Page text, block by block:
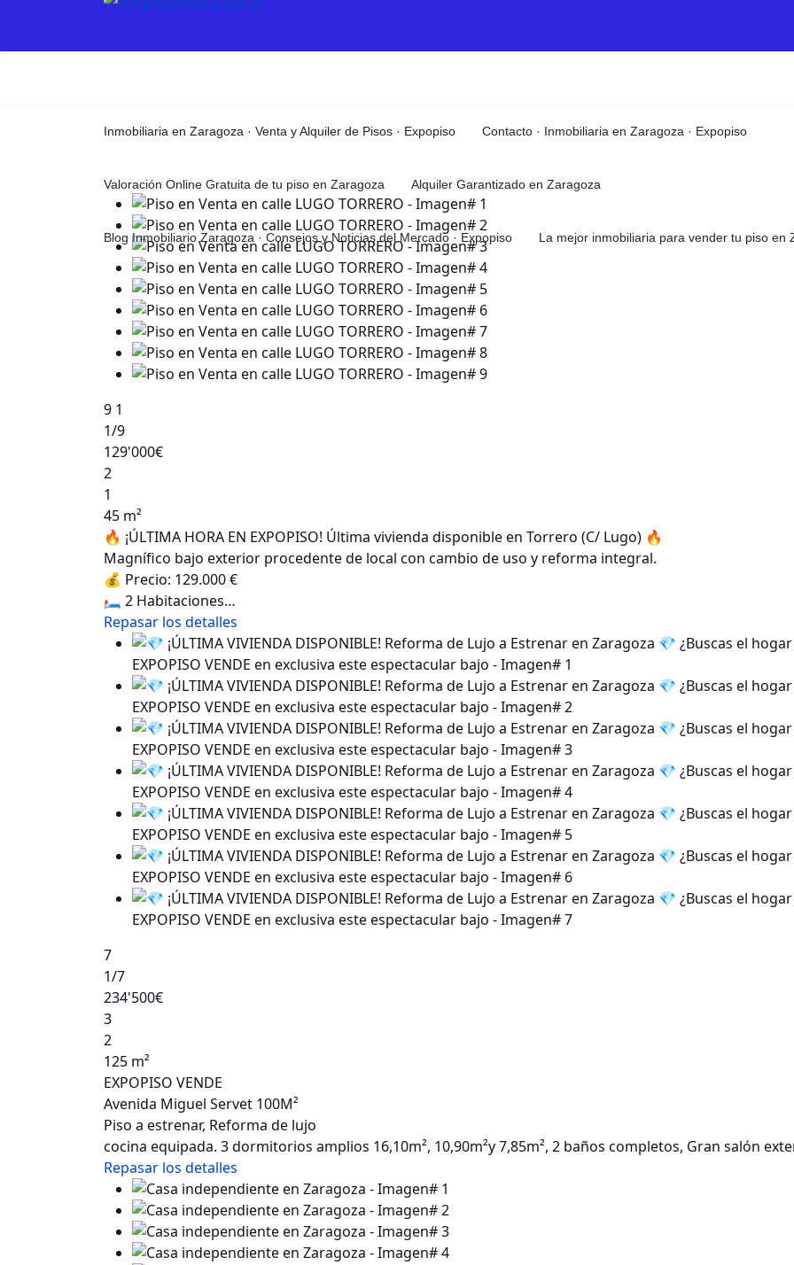
Inmobiliaria en Zaragoza · Venta y Alquiler de Pisos · Expopiso Contacto · Inmobiliaria en Zaragoza · Expopiso
Valoración Online Gratuita de tu piso en Zaragoza Alquiler Garantizado en Zaragoza
Blog Inmobiliario Zaragoza · Consejos y Noticias del Mercado · Expopiso La mejor inmobiliaria para vender tu piso en
9 1
1/9
129'000€
2
1
45 m²
🔥 ¡ÚLTIMA HORA EN EXPOPISO! Última vivienda disponible en Torrero (C/ Lugo) 🔥
Magnífico bajo exterior procedente de local con cambio de uso y reforma integral.
💰 Precio: 129.000 €
🛏️ 2 Habitaciones…
Repasar los detalles
7
1/7
234'500€
3
2
125 m²
EXPOPISO VENDE
Avenida Miguel Servet 100M²
Piso a estrenar, Reforma de lujo
cocina equipada. 3 dormitorios amplios 16,10m², 10,90m²y 7,85m², 2 baños completos, Gran salón
Repasar los detalles